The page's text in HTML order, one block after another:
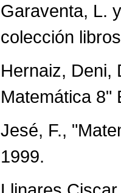
Garaventa, L.
colección
Hernaiz, Deni,
Matemática 8"
Jesé, F.,
1999.